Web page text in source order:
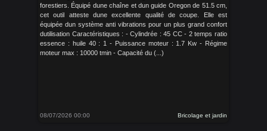
forestiers. Équipé dune chaîne et dun guide Oregon de 51.5 cm,
cet outil atteste dune excellente qualité de coupe. Elle est
équipée dun système anti vibrations pour un plus grand confort
dutilisation Caractéristiques : - Cylindrée : 45 CC - 2 temps ratio
essence : huile 40 : 1 - Puissance moteur : 1.7 Kw - Régime
moteur max : 10000 tmin - Capacité du (...)
08/07/2026 00:00 Bricolage et jardin